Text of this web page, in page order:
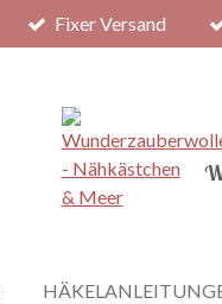
Fixer Versand